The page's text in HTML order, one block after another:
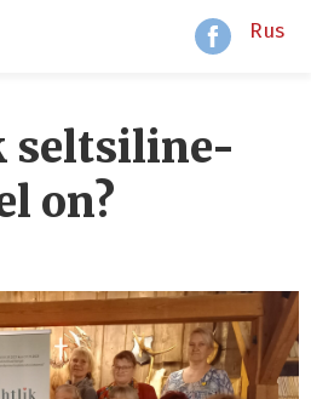
Rus
seltsiline-
on?